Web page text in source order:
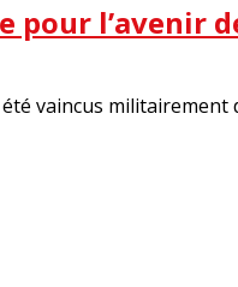
pour l’avenir
vaincus